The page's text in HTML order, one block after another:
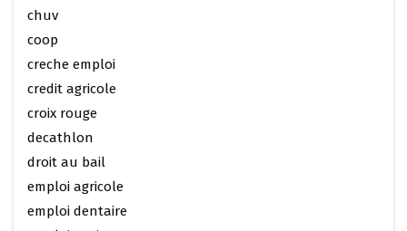
chuv
coop
creche emploi
credit agricole
croix rouge
decathlon
droit au bail
emploi agricole
emploi dentaire